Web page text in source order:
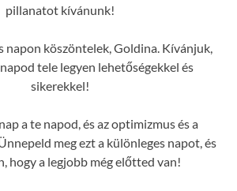
pillanatot kívánunk!
napon köszöntelek, Goldina. Kívánjuk,
tele legyen lehetőségekkel és
sikerekkel!
a te napod, és az optimizmus és a
meg ezt a különleges napot, és
hogy a legjobb még előtted van!